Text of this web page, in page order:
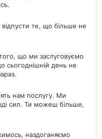
те, що більше не
що ми заслуговуємо
сьогоднішній день не
нам послугу. Ми
сил. Ти можеш більше,
наздоганяємо